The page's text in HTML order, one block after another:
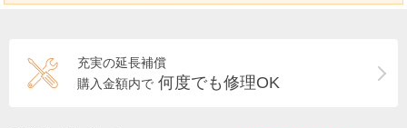
充実の延長補償
購入金額内で 何度でも修理OK